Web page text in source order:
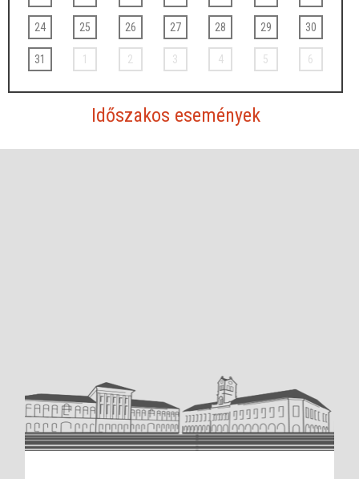
24 25 26 27 28 29 30
31 1 2 3 4 5 6
Időszakos események